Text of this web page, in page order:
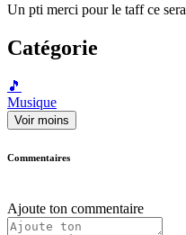
Un pti merci pour le taff ce
Catégorie
🎵
Musique
Voir moins
Commentaires
Ajoute ton commentaire